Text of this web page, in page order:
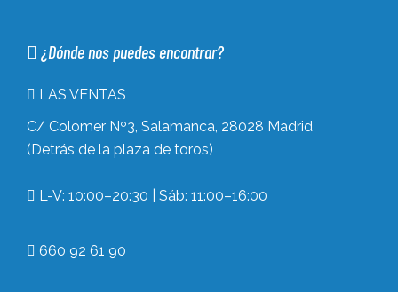
¿Dónde nos puedes encontrar?
LAS VENTAS
C/ Colomer Nº3, Salamanca, 28028 Madrid
(Detrás de la plaza de toros)
L-V: 10:00–20:30 | Sáb: 11:00–16:00
660 92 61 90